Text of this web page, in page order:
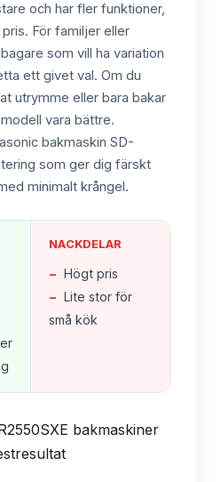
och har fler funktioner,
För familjer eller
som vill ha variation
ett givet val. Om du
utrymme eller bara bakar
vara bättre.
bakmaskin SD-
som ger dig färskt
minimalt krångel.
NACKDELAR
− Högt pris
− Lite stor för
små kök